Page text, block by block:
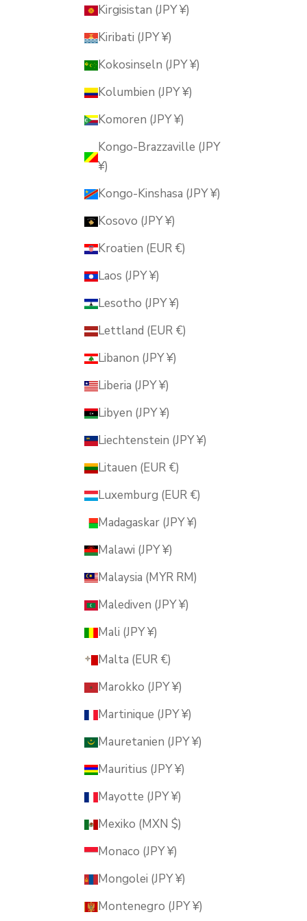
Kirgisistan (JPY ¥)
Kiribati (JPY ¥)
Kokosinseln (JPY ¥)
Kolumbien (JPY ¥)
Komoren (JPY ¥)
Kongo-Brazzaville (JPY
¥)
Kongo-Kinshasa (JPY ¥)
Kosovo (JPY ¥)
Kroatien (EUR €)
Laos (JPY ¥)
Lesotho (JPY ¥)
Lettland (EUR €)
Libanon (JPY ¥)
Liberia (JPY ¥)
Libyen (JPY ¥)
Liechtenstein (JPY ¥)
Litauen (EUR €)
Luxemburg (EUR €)
Madagaskar (JPY ¥)
Malawi (JPY ¥)
Malaysia (MYR RM)
Malediven (JPY ¥)
Mali (JPY ¥)
Malta (EUR €)
Marokko (JPY ¥)
Martinique (JPY ¥)
Mauretanien (JPY ¥)
Mauritius (JPY ¥)
Mayotte (JPY ¥)
Mexiko (MXN $)
Monaco (JPY ¥)
Mongolei (JPY ¥)
Montenegro (JPY ¥)